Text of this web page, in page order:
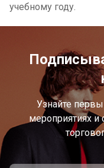
учебному году.
Узнайте
мероприятиях